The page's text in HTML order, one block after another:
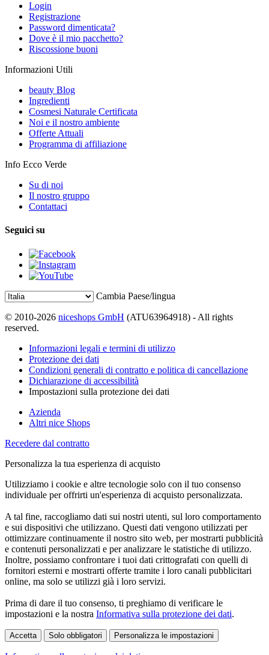
Login
Registrazione
Password dimenticata?
Dove è il mio pacchetto?
Riscossione buoni
Informazioni Utili
beauty Blog
Ingredienti
Cosmesi Naturale Certificata
Noi e il nostro ambiente
Offerte Attuali
Programma di affiliazione
Info Ecco Verde
Su di noi
Il nostro gruppo
Contattaci
Seguici su
Cambia Paese/lingua
© 2010-2026 niceshops GmbH (ATU63964918) - All rights
reserved.
Informazioni legali e termini di utilizzo
Protezione dei dati
Condizioni generali di contratto e politica di cancellazione
Dichiarazione di accessibilità
Impostazioni sulla protezione dei dati
Azienda
Altri nice Shops
Recedere dal contratto
Personalizza la tua esperienza di acquisto
Utilizziamo i cookie e altre tecnologie solo con il tuo consenso
individuale per offrirti un'esperienza di acquisto personalizzata.
A tal fine, raccogliamo dati sui nostri utenti, sul loro comportamento
e sui dispositivi che utilizzano. Questi dati vengono utilizzati per
ottimizzare continuamente il nostro sito web, per mostrarti pubblicità
e contenuti personalizzati e per analizzare le statistiche di utilizzo.
Inoltre, possiamo confrontare i tuoi dati crittografati con quelli di
fornitori esterni e mostrarti offerte tramite i loro canali pubblicitari
online, ma solo se utilizzi già i loro servizi.
Prima di dare il tuo consenso, ti preghiamo di verificare le
impostazioni e la nostra Informativa sulla protezione dei dati.
Accetta Solo obbligatori Personalizza le impostazioni